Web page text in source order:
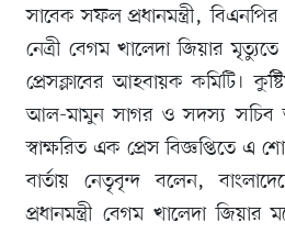
সাবেক সফল প্রধানমন্ত্রী,
নেত্রী বেগম খালেদা জিয়ার
প্রেসক্লাবের আহবায়ক কমিটি।
আল-মামুন সাগর ও সদস্য সচিব
স্বাক্ষরিত এক প্রেস বিজ্ঞপ্তিতে
বার্তায় নেতৃবৃন্দ বলেন,
প্রধানমন্ত্রী বেগম খালেদা